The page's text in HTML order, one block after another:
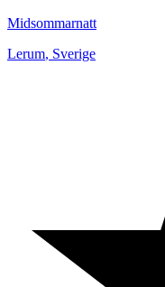
Midsommarnatt
Lerum, Sverige